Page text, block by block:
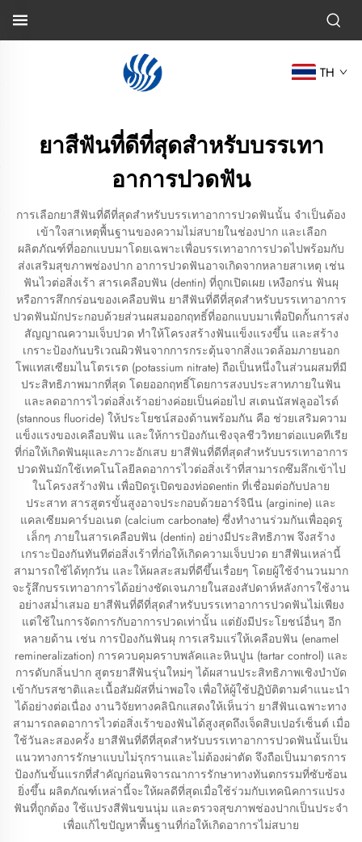
TH
ยาสีฟันที่ดีที่สุดสำหรับบรรเทา
อาการปวดฟัน
การเลือกยาสีฟันที่ดีที่สุดสำหรับบรรเทาอาการปวดฟันนั้น จำเป็นต้อง
เข้าใจสาเหตุพื้นฐานของความไม่สบายในช่องปาก และเลือก
ผลิตภัณฑ์ที่ออกแบบมาโดยเฉพาะเพื่อบรรเทาอาการปวดไปพร้อมกับ
ส่งเสริมสุขภาพช่องปาก อาการปวดฟันอาจเกิดจากหลายสาเหตุ เช่น
ฟันไวต่อสิ่งเร้า สารเคลือบฟัน (dentin) ที่ถูกเปิดเผย เหงือกร่น ฟันผุ
หรือการสึกกร่อนของเคลือบฟัน ยาสีฟันที่ดีที่สุดสำหรับบรรเทาอาการ
ปวดฟันมักประกอบด้วยส่วนผสมออกฤทธิ์ที่ออกแบบมาเพื่อปิดกั้นการส่ง
สัญญาณความเจ็บปวด ทำให้โครงสร้างฟันแข็งแรงขึ้น และสร้าง
เกราะป้องกันบริเวณผิวฟันจากการกระตุ้นจากสิ่งแวดล้อมภายนอก
โพแทสเซียมไนโตรเรต (potassium nitrate) ถือเป็นหนึ่งในส่วนผสมที่มี
ประสิทธิภาพมากที่สุด โดยออกฤทธิ์โดยการสงบประสาทภายในฟัน
และลดอาการไวต่อสิ่งเร้าอย่างค่อยเป็นค่อยไป สเตนนัสฟลูออไรด์
(stannous fluoride) ให้ประโยชน์สองด้านพร้อมกัน คือ ช่วยเสริมความ
แข็งแรงของเคลือบฟัน และให้การป้องกันเชิงจุลชีววิทยาต่อแบคทีเรีย
ที่ก่อให้เกิดฟันผุและภาวะอักเสบ ยาสีฟันที่ดีที่สุดสำหรับบรรเทาอาการ
ปวดฟันมักใช้เทคโนโลยีลดอาการไวต่อสิ่งเร้าที่สามารถซึมลึกเข้าไป
ในโครงสร้างฟัน เพื่อปิดรูเปิดของท่อดentin ที่เชื่อมต่อกับปลาย
ประสาท สารสูตรขั้นสูงอาจประกอบด้วยอาร์จินีน (arginine) และ
แคลเซียมคาร์บอเนต (calcium carbonate) ซึ่งทำงานร่วมกันเพื่ออุดรู
เล็กๆ ภายในสารเคลือบฟัน (dentin) อย่างมีประสิทธิภาพ จึงสร้าง
เกราะป้องกันทันทีต่อสิ่งเร้าที่ก่อให้เกิดความเจ็บปวด ยาสีฟันเหล่านี้
สามารถใช้ได้ทุกวัน และให้ผลสะสมที่ดีขึ้นเรื่อยๆ โดยผู้ใช้จำนวนมาก
จะรู้สึกบรรเทาอาการได้อย่างชัดเจนภายในสองสัปดาห์หลังการใช้งาน
อย่างสม่ำเสมอ ยาสีฟันที่ดีที่สุดสำหรับบรรเทาอาการปวดฟันไม่เพียง
แต่ใช้ในการจัดการกับอาการปวดเท่านั้น แต่ยังมีประโยชน์อื่นๆ อีก
หลายด้าน เช่น การป้องกันฟันผุ การเสริมแร่ให้เคลือบฟัน (enamel
remineralization) การควบคุมคราบพลัคและหินปูน (tartar control) และ
การดับกลิ่นปาก สูตรยาสีฟันรุ่นใหม่ๆ ได้ผสานประสิทธิภาพเชิงบำบัด
เข้ากับรสชาติและเนื้อสัมผัสที่น่าพอใจ เพื่อให้ผู้ใช้ปฏิบัติตามคำแนะนำ
ได้อย่างต่อเนื่อง งานวิจัยทางคลินิกแสดงให้เห็นว่า ยาสีฟันเฉพาะทาง
สามารถลดอาการไวต่อสิ่งเร้าของฟันได้สูงสุดถึงเจ็ดสิบเปอร์เซ็นต์ เมื่อ
ใช้วันละสองครั้ง ยาสีฟันที่ดีที่สุดสำหรับบรรเทาอาการปวดฟันนั้นเป็น
แนวทางการรักษาแบบไม่รุกรานและไม่ต้องผ่าตัด จึงถือเป็นมาตรการ
ป้องกันขั้นแรกที่สำคัญก่อนพิจารณาการรักษาทางทันตกรรมที่ซับซ้อน
ยิ่งขึ้น ผลิตภัณฑ์เหล่านี้จะให้ผลดีที่สุดเมื่อใช้ร่วมกับเทคนิคการแปรง
ฟันที่ถูกต้อง ใช้แปรงสีฟันขนนุ่ม และตรวจสุขภาพช่องปากเป็นประจำ
เพื่อแก้ไขปัญหาพื้นฐานที่ก่อให้เกิดอาการไม่สบาย